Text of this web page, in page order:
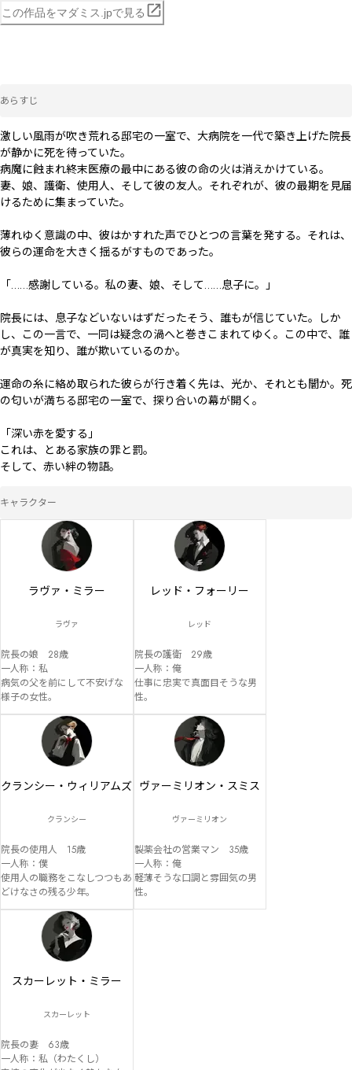
この作品をマダミス.jpで見る
あらすじ
激しい風雨が吹き荒れる邸宅の一室で、大病院を一代で築き上げた院長
が静かに死を待っていた。
病魔に蝕まれ終末医療の最中にある彼の命の火は消えかけている。
妻、娘、護衛、使用人、そして彼の友人。それぞれが、彼の最期を見届
けるために集まっていた。
薄れゆく意識の中、彼はかすれた声でひとつの言葉を発する。それは、
彼らの運命を大きく揺るがすものであった。
「……感謝している。私の妻、娘、そして……息子に。」
院長には、息子などいないはずだった――そう、誰もが信じていた。しか
し、この一言で、一同は疑念の渦へと巻きこまれてゆく。この中で、誰
が真実を知り、誰が欺いているのか。
運命の糸に絡め取られた彼らが行き着く先は、光か、それとも闇か。死
の匂いが満ちる邸宅の一室で、探り合いの幕が開く。
「深い赤を愛する」
これは、とある家族の罪と罰。
――そして、赤い絆の物語。
キャラクター
ラヴァ・ミラー
ラヴァ
院長の娘　28歳
一人称：私
病気の父を前にして不安げな
様子の女性。
レッド・フォーリー
レッド
院長の護衛　29歳
一人称：俺
仕事に忠実で真面目そうな男
性。
クランシー・ウィリアムズ
クランシー
院長の使用人　15歳
一人称：僕
使用人の職務をこなしつつもあ
どけなさの残る少年。
ヴァーミリオン・スミス
ヴァーミリオン
製薬会社の営業マン　35歳
一人称：俺
軽薄そうな口調と雰囲気の男
性。
スカーレット・ミラー
スカーレット
院長の妻　63歳
一人称：私（わたくし）